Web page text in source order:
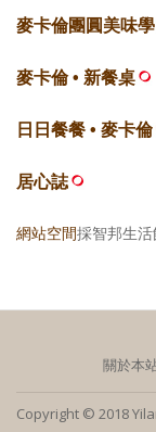
麥卡倫團圓美味學
麥卡倫 • 新餐桌
日日餐餐 • 麥卡倫
居心誌
網站空間採智邦生
關於本
Copyright © 2018